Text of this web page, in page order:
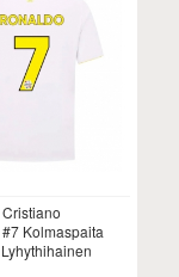
Kolmaspaita